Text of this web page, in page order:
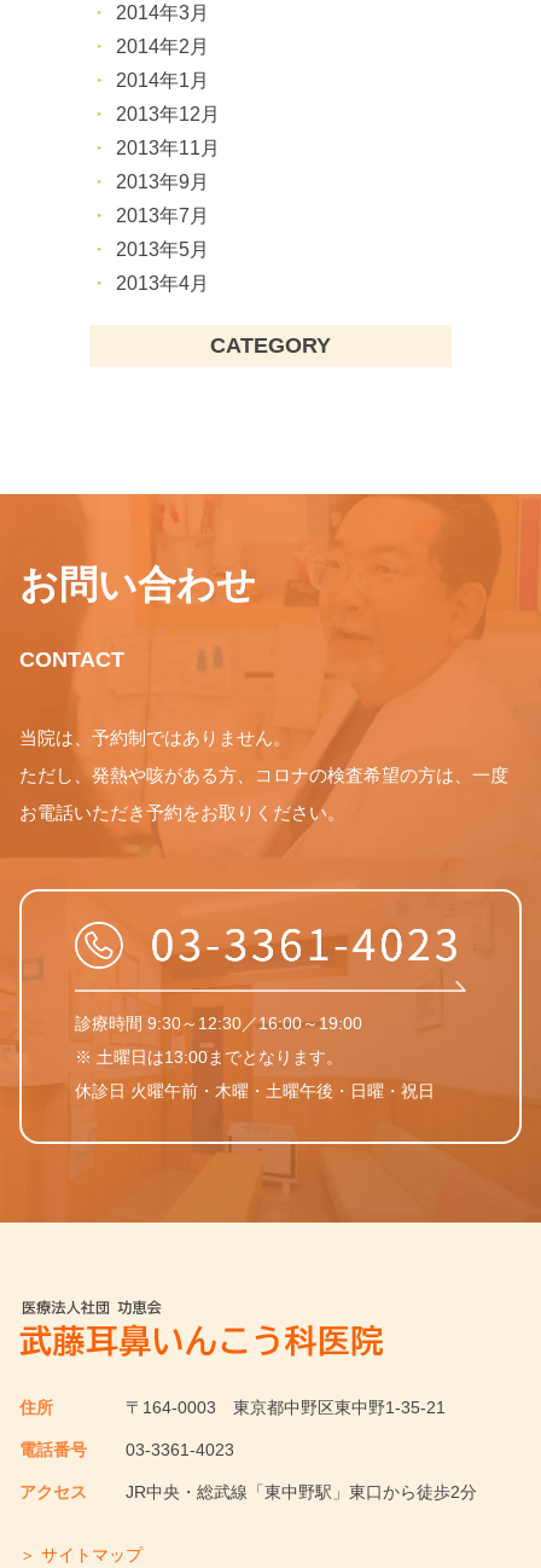
2014年3月
2014年2月
2014年1月
2013年12月
2013年11月
2013年9月
2013年7月
2013年5月
2013年4月
CATEGORY
お問い合わせ
CONTACT
当院は、予約制ではありません。
ただし、発熱や咳がある方、コロナの検査希望の方は、一度
お電話いただき予約をお取りください。
診療時間 9:30～12:30／16:00～19:00
※ 土曜日は13:00までとなります。
休診日 火曜午前・木曜・土曜午後・日曜・祝日
住所 〒164-0003 東京都中野区東中野1-35-21
電話番号 03-3361-4023
アクセス JR中央・総武線「東中野駅」東口から徒歩2分
＞ サイトマップ